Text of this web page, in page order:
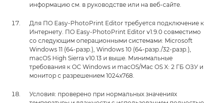
информацию см. в руководстве или на веб-сайте.
Для ПО Easy-PhotoPrint Editor требуется подключение к
Интернету. ПО Easy-PhotoPrint Editor v1.9.0 совместимо
со следующим операционными системами: Microsoft
Windows 11 (64-разр.), Windows 10 (64-разр./32-разр.),
macOS High Sierra v10.13 и выше. Минимальные
требования к ОС Windows и macOS/Mac OS X: 2 ГБ ОЗУ и
монитор с разрешением 1024x768.
Условия: проверено при нормальных значениях